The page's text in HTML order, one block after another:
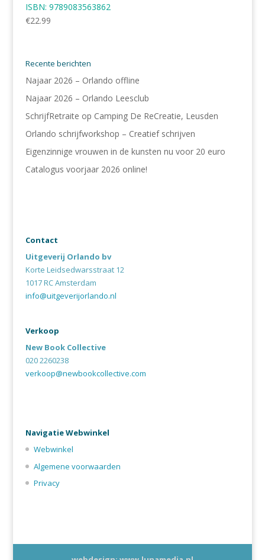
ISBN: 9789083563862
€22.99
Recente berichten
Najaar 2026 – Orlando offline
Najaar 2026 – Orlando Leesclub
SchrijfRetraite op Camping De ReCreatie, Leusden
Orlando schrijfworkshop – Creatief schrijven
Eigenzinnige vrouwen in de kunsten nu voor 20 euro
Catalogus voorjaar 2026 online!
Contact
Uitgeverij Orlando bv
Korte Leidsedwarsstraat 12
1017 RC Amsterdam
info@uitgeverijorlando.nl
Verkoop
New Book Collective
020 2260238
verkoop@newbookcollective.com
Navigatie Webwinkel
Webwinkel
Algemene voorwaarden
Privacy